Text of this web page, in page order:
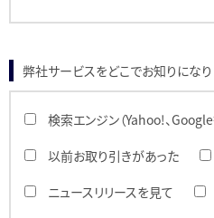
弊社サービスをどこでお知りになり
検索エンジン（Yahoo!、
以前お取り引きがあった
ニュースリリースを見て